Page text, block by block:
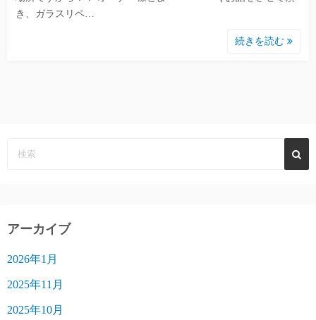
き、ガラスリペ…
続きを読む
アーカイブ
2026年1月
2025年11月
2025年10月